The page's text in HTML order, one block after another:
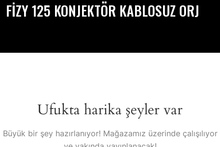
FİZY 125 KONJEKTÖR KABLOSUZ ORJ
Ufukta harika şeyler var
Büyük bir şey hazırlanıyor! Mağazamız üzerinde çalışılıyor